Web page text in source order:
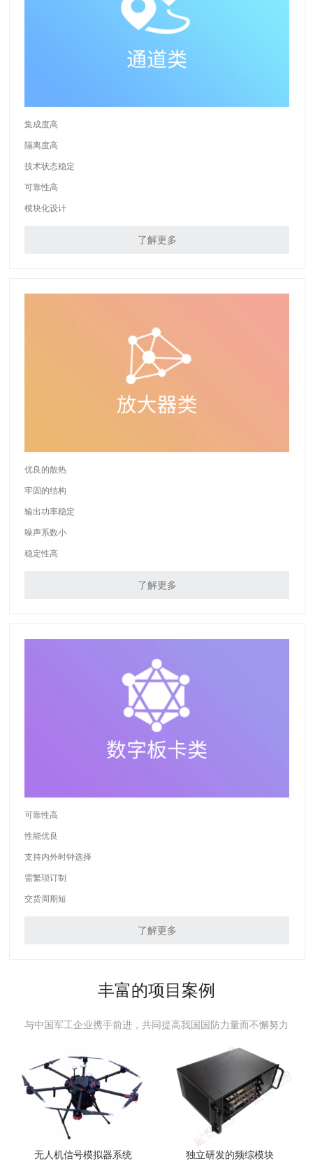
集成度高
隔离度高
技术状态稳定
可靠性高
模块化设计
了解更多
优良的散热
牢固的结构
输出功率稳定
噪声系数小
稳定性高
了解更多
可靠性高
性能优良
支持内外时钟选择
需繁琐订制
交货周期短
了解更多
丰富的项目案例
与中国军工企业携手前进，共同提高我国国防力量而不懈努力
无人机信号模拟器系统 独立研发的频综模块